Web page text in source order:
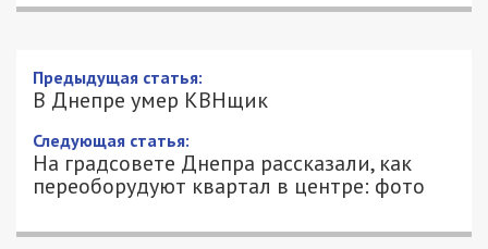
В Днепре умер КВНщик
АЛЕКСАНДР КЛИМОВ - СПЕЦИАЛЬНО
ДЛЯ 49000.COM.UA
6373